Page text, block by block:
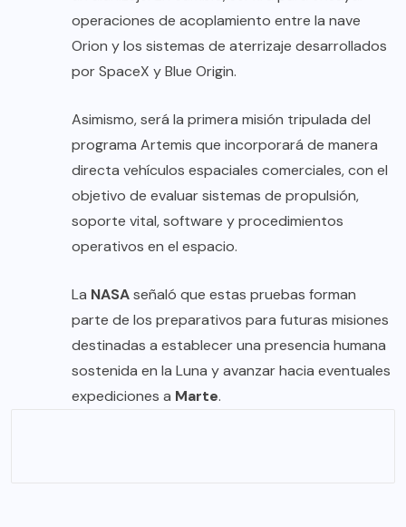
operaciones de acoplamiento entre la nave
Orion y los sistemas de aterrizaje desarrollados
por SpaceX y Blue Origin.
Asimismo, será la primera misión tripulada del
programa Artemis que incorporará de manera
directa vehículos espaciales comerciales, con el
objetivo de evaluar sistemas de propulsión,
soporte vital, software y procedimientos
operativos en el espacio.
La NASAseñaló que estas pruebas forman
parte de los preparativos para futuras misiones
destinadas a establecer una presencia humana
sostenida en la Luna y avanzar hacia eventuales
expediciones a Marte.